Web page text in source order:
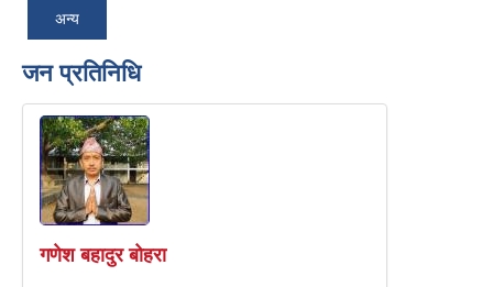
अन्य
जन प्रतिनिधि
गणेश बहादुर बोहरा